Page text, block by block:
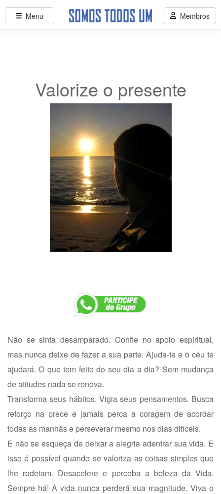
Valorize o presente
Não se sinta desamparado. Confie no apoio espiritual,
mas nunca deixe de fazer a sua parte. Ajuda-te e o céu te
ajudará. O que tem feito do seu dia a dia? Sem mudança
de atitudes nada se renova.
Transforma seus hábitos. Vigia seus pensamentos. Busca
reforço na prece e jamais perca a coragem de acordar
todas as manhãs e perseverar mesmo nos dias difíceis.
E não se esqueça de deixar a alegria adentrar sua vida. E
isso é possível quando se valoriza as coisas simples que
lhe rodeiam. Desacelere e perceba a beleza da Vida.
Sempre há! A vida nunca perderá sua magnitude. Viva o
Menu Membros